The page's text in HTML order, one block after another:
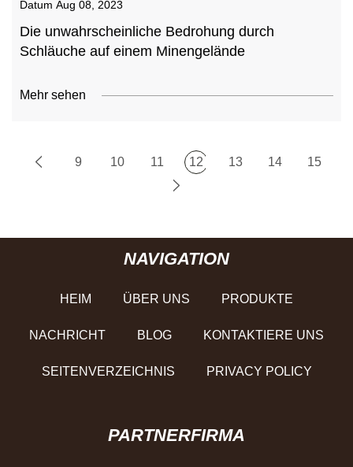
Datum Aug 08, 2023
Die unwahrscheinliche Bedrohung durch
Schläuche auf einem Minengelände
Mehr sehen
9 10 11 12 13 14 15
NAVIGATION
HEIM ÜBER UNS PRODUKTE
NACHRICHT BLOG KONTAKTIERE UNS
SEITENVERZEICHNIS PRIVACY POLICY
PARTNERFIRMA